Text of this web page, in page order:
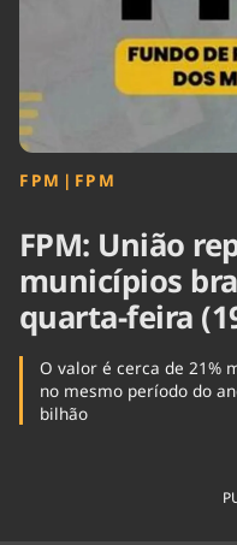
FPM | FPM
FPM: União
municípios
quarta-feira
O valor é cerca de 21%
no mesmo período do
bilhão